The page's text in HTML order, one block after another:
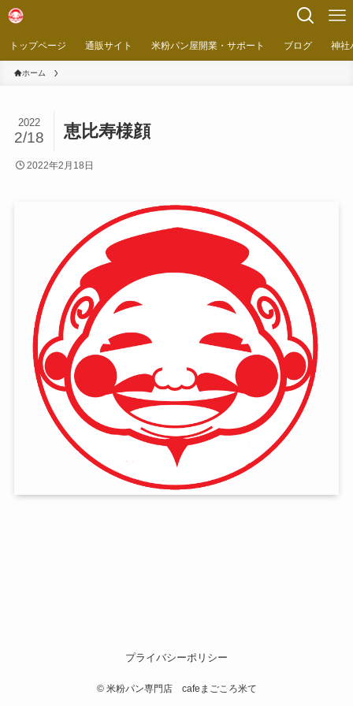
トップページ 通販サイト 米粉パン屋開業・サポート ブログ 神社
ホーム
恵比寿様顔
2022
2/18
2022年2月18日
プライバシーポリシー
©米粉パン専門店 cafeまごころ米て